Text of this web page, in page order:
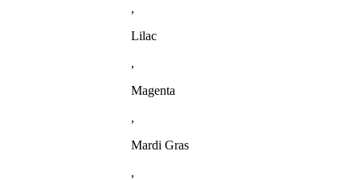
,
Lilac
,
Magenta
,
Mardi Gras
,